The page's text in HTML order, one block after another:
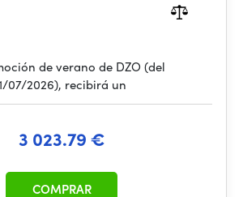
de verano de DZO (del
07/2026), recibirá un
3 023.79 €
COMPRAR